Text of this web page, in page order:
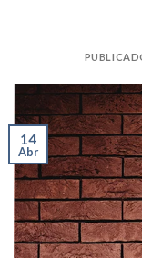
14
Abr